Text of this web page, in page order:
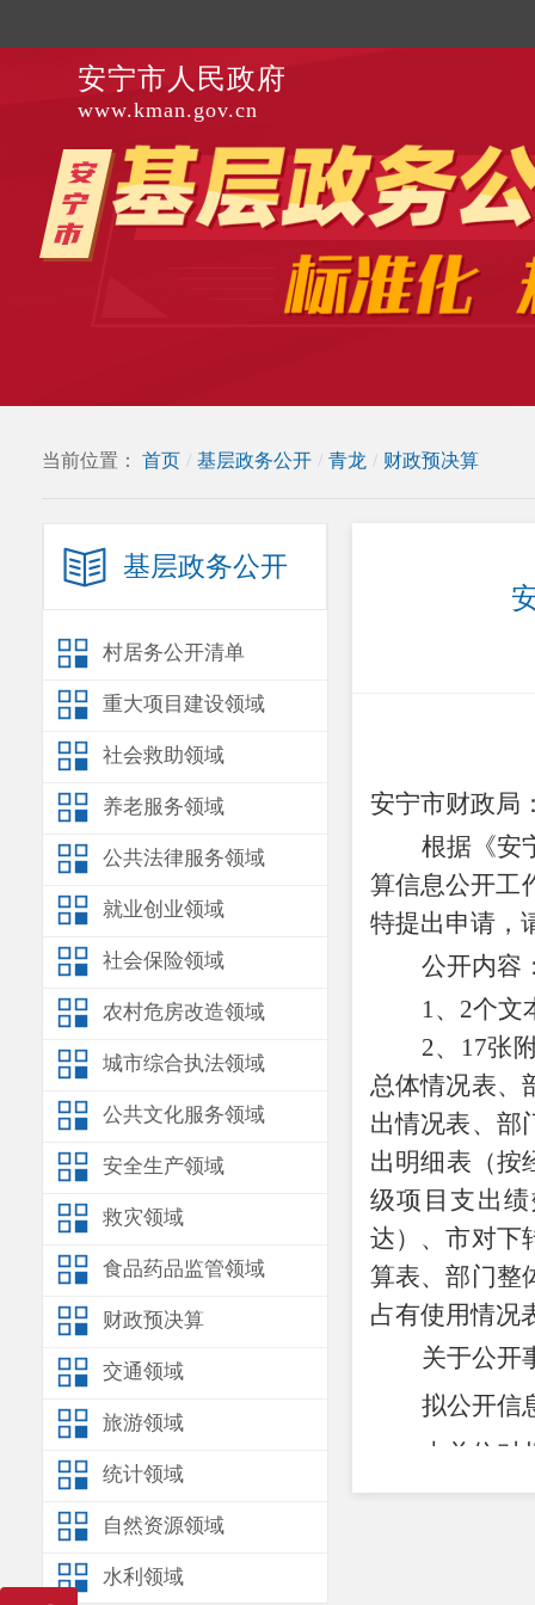
安宁市人民政府
www.kman.gov.cn
当前位置： 首页 / 基层政务公开 / 青龙 / 财政预决算
基层政务公开
村居务公开清单
重大项目建设领域
社会救助领域
养老服务领域
公共法律服务领域
就业创业领域
社会保险领域
农村危房改造领域
城市综合执法领域
公共文化服务领域
安全生产领域
救灾领域
食品药品监管领域
财政预决算
交通领域
旅游领域
统计领域
自然资源领域
水利领域
安宁市财政局
根据《安
算信息公开工
特提出申请，
公开内容
1、2个文
2、17张
总体情况表、
出情况表、部
出明细表（按
级项目支出
达）、市对下
算表、部门整
占有使用情况
关于公开
拟公开信
本单位
后出现的问题